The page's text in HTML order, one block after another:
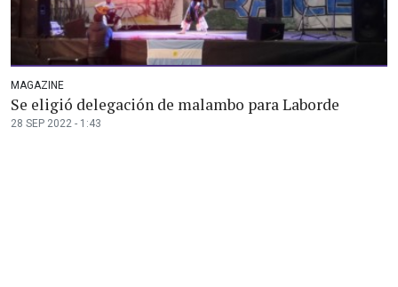
MAGAZINE
Se eligió delegación de malambo para Laborde
28 SEP 2022 - 1:43